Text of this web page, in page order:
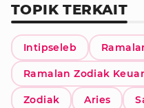
TOPIK TERKAIT
Intipseleb
Ramalan Zodiak
Zodiak Aries